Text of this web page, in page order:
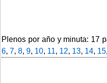
Plenos por año y minuta: 17
6, 7, 8, 9, 10, 11, 12, 13, 14, 15,